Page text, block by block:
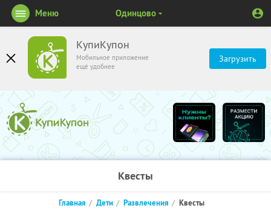
КупиКупон
Мобильное приложение
ещё удобнее
Загрузить
Меню Одинцово
Квесты
Главная Дети Развлечения Квесты